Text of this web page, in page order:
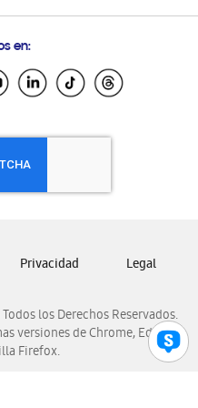
Salvador
en:
los Derechos Reservados.
versiones de Chrome, Edge,
Firefox.
Privacidad Legal